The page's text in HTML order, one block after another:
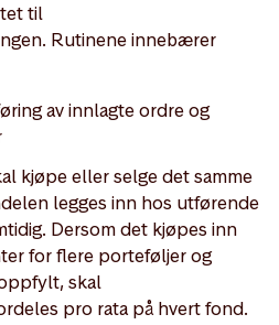
til
Rutinene innebærer
av innlagte ordre og
kjøpe eller selge det samme
legges inn hos utførende
Dersom det kjøpes inn
for flere porteføljer og
skal
pro rata på hvert fond.